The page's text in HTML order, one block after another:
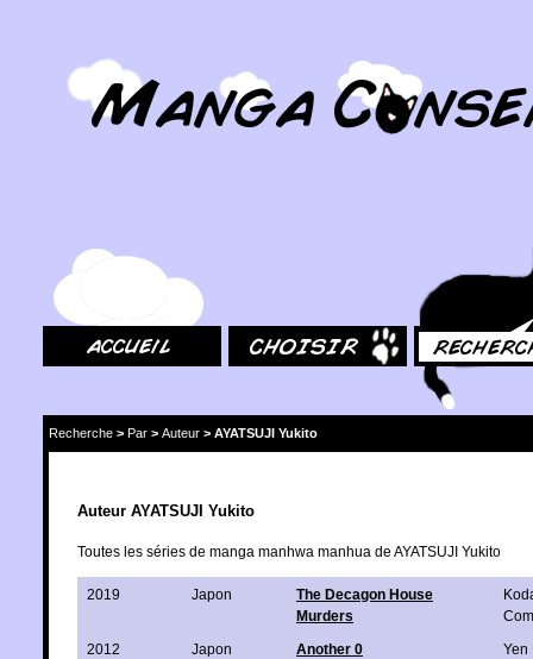
Recherche > Par > Auteur > AYATSUJI Yukito
Auteur AYATSUJI Yukito
Toutes les séries de manga manhwa manhua de AYATSUJI Yukito
2019 Japon
The Decagon House
Murders
2012
Japon Another 0
Yen